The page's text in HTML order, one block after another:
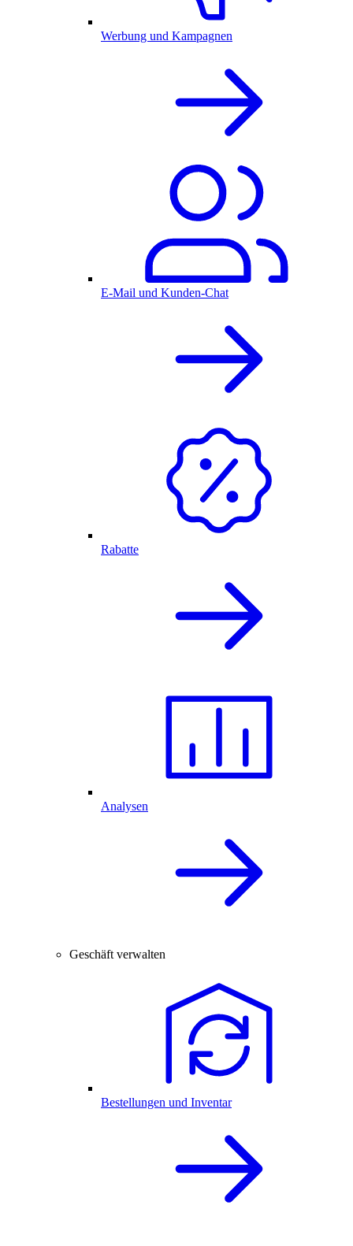
Werbung und Kampagnen
E-Mail und Kunden-Chat
Rabatte
Analysen
Geschäft verwalten
Bestellungen und Inventar